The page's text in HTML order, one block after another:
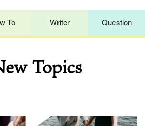
To Writer Question
Topics